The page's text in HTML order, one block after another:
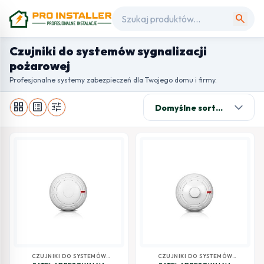
search
Czujniki do systemów sygnalizacji
pożarowej
Profesjonalne systemy zabezpieczeń dla Twojego domu i firmy.
grid_view list_alt tune
CZUJNIKI DO SYSTEMÓW
CZUJNIKI DO SYSTEMÓW